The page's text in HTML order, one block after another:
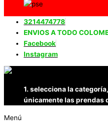
3214474778
ENVIOS A TODO
Facebook
Instagram
1. selecciona la
únicamente las prendas
Menú